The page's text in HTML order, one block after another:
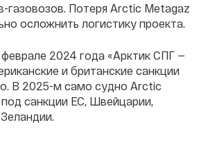
газовозов. Потеря Arctic Metagaz
осложнить логистику проекта.
2024 года «Арктик СПГ —
и британские санкции
В 2025-м само судно Arctic
санкции ЕС, Швейцарии,